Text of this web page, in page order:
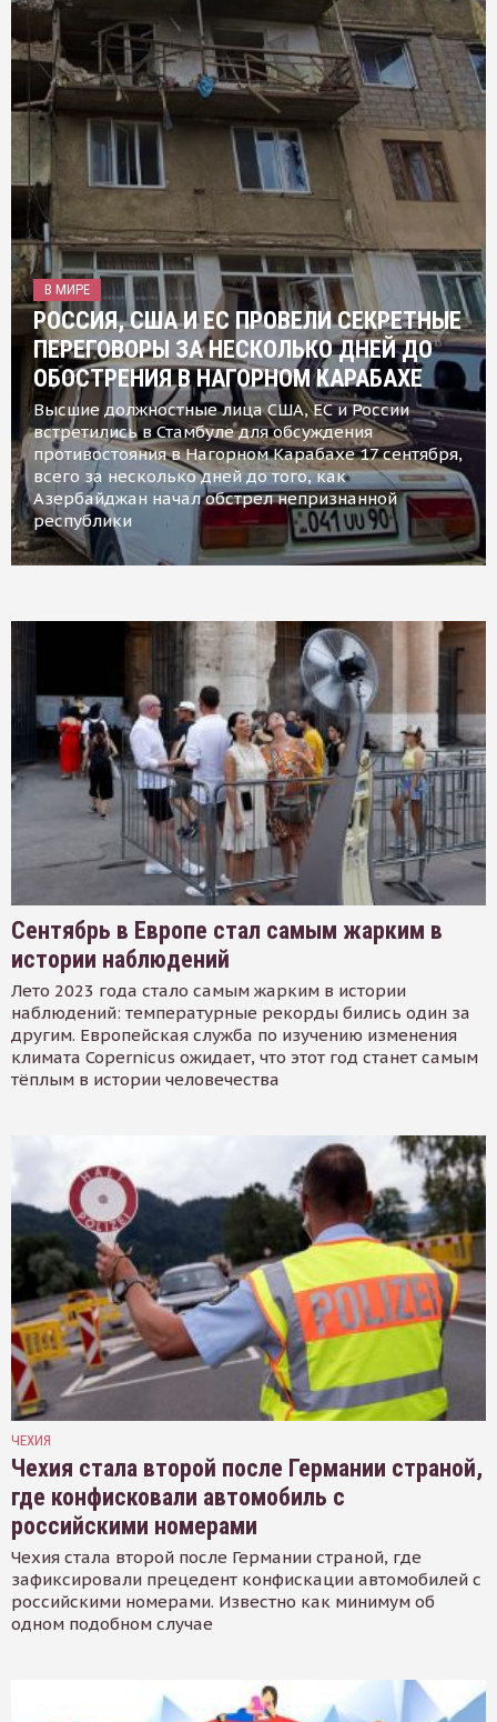
В МИРЕ
РОССИЯ, США И ЕС ПРОВЕЛИ СЕКРЕТНЫЕ
ПЕРЕГОВОРЫ ЗА НЕСКОЛЬКО ДНЕЙ ДО
ОБОСТРЕНИЯ В НАГОРНОМ КАРАБАХЕ
Высшие должностные лица США, ЕС и России
встретились в Стамбуле для обсуждения
противостояния в Нагорном Карабахе 17 сентября,
всего за несколько дней до того, как
Азербайджан начал обстрел непризнанной
республики
Сентябрь в Европе стал самым жарким в
истории наблюдений
Лето 2023 года стало самым жарким в истории
наблюдений: температурные рекорды бились один за
другим. Европейская служба по изучению изменения
климата Copernicus ожидает, что этот год станет самым
тёплым в истории человечества
ЧЕХИЯ
Чехия стала второй после Германии страной,
где конфисковали автомобиль с
российскими номерами
Чехия стала второй после Германии страной, где
зафиксировали прецедент конфискации автомобилей с
российскими номерами. Известно как минимум об
одном подобном случае